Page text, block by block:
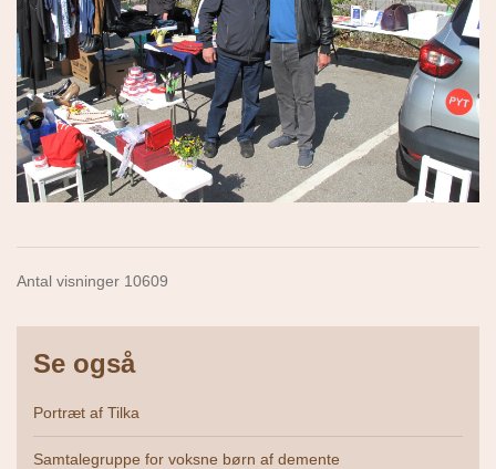
Antal visninger 10609
Se også
Portræt af Tilka
Samtalegruppe for voksne børn af demente